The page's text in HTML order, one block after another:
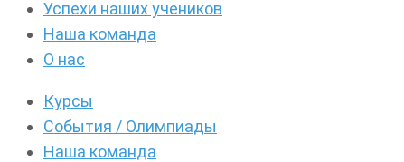
Успехи наших учеников
Наша команда
О нас
Курсы
События / Олимпиады
Наша команда